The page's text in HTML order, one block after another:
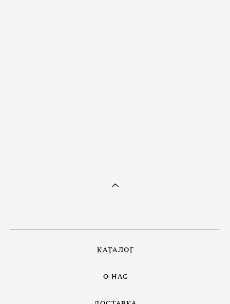
КАТАЛОГ
О НАС